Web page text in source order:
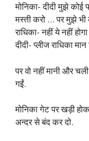
मोनिका- दीदी मुझे कोई
मस्ती करो … पर मुझे भी
राधिका- नहीं ये नहीं
दीदी- प्लीज राधिका
पर वो नहीं मानी और
गईं.
मोनिका गेट पर खड़ी
अन्दर से बंद कर दो.